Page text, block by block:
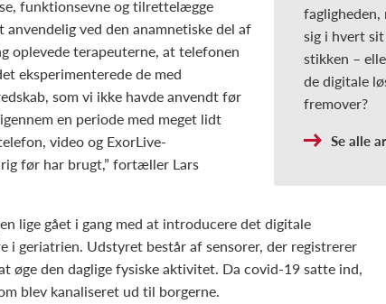
sig i hvert
stikken –
de digitale
fremover?
Se alle
funktionsevne og tilrettelægge
ved den anamnetiske del af
oplevede terapeuterne, at telefonen
eksperimenterede de med
som vi ikke havde anvendt før
en periode med meget lidt
video og ExorLive-
før har brugt,” fortæller Lars
lige gået i gang med at introducere det digitale
geriatrien. Udstyret består af sensorer, der registrerer
øge den daglige fysiske aktivitet. Da covid-19 satte ind,
blev kanaliseret ud til borgerne.